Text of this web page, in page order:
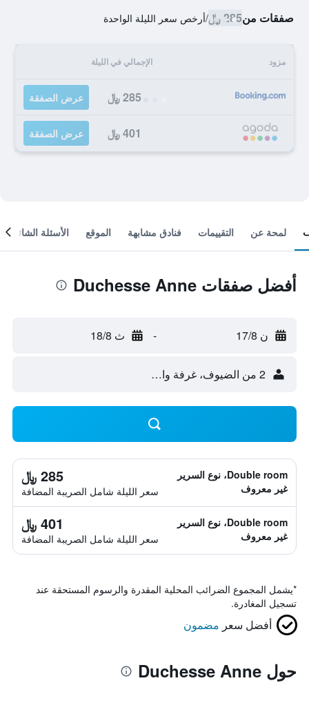
صفقات من285 ﷼ /أرخص سعر الليلة الواحدة
مزود الإجمالي في الليلة
285 ﷼ عرض الصفقة
401 ﷼ عرض الصفقة
لمحة عن التقييمات فنادق مشابهة الموقع الأسئلة الشائعة
أفضل صفقات Duchesse Anne
ن 17/8 - ث 18/8
2 من الضيوف، غرفة واحدة
Double room، نوع السرير
غير معروف
285 ﷼
سعر الليلة شامل الصريبة المضافة
Double room، نوع السرير
غير معروف
401 ﷼
سعر الليلة شامل الصريبة المضافة
*يشمل المجموع الضرائب المحلية المقدرة والرسوم المستحقة عند
تسجيل المغادرة.
أفضل سعر مضمون
حول Duchesse Anne